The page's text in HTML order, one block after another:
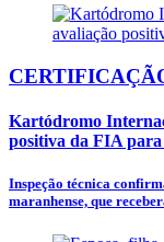
Kartódromo
positiva da FIA
Inspeção técnica
maranhense, que